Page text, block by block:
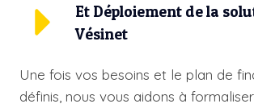
Et Déploiement de la
Vésinet
Une fois vos besoins et le plan de
définis, nous vous aidons à